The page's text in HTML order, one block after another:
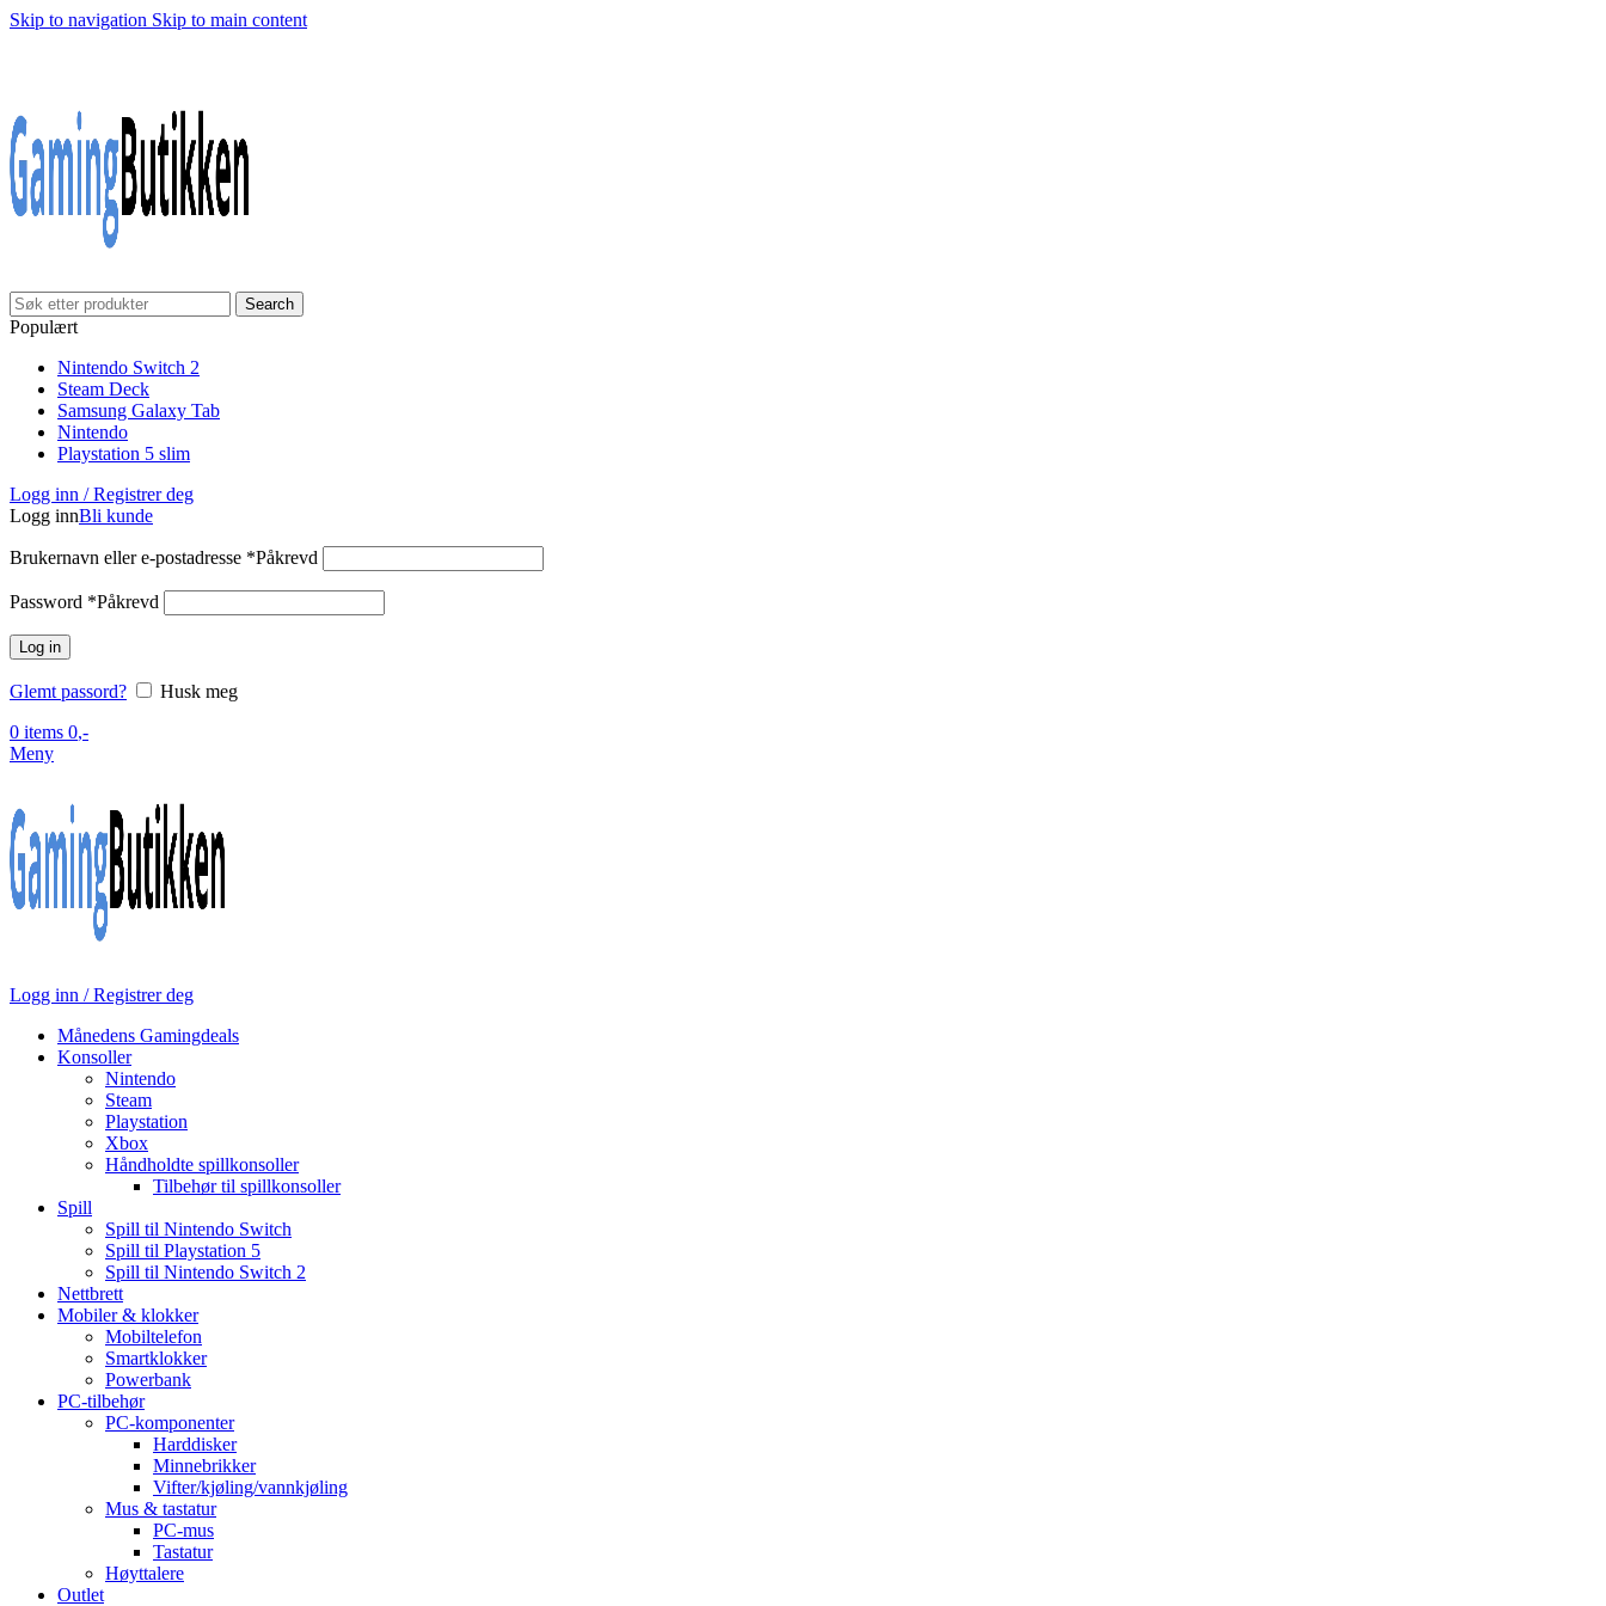
Skip to navigation Skip to main content
Search
Populært
Nintendo Switch 2
Steam Deck
Samsung Galaxy Tab
Nintendo
Playstation 5 slim
Logg inn / Registrer deg
Logg innBli kunde
Brukernavn eller e-postadresse *Påkrevd
Password *Påkrevd
Log in
Glemt passord?
Husk meg
0 items 0,-
Meny
Logg inn / Registrer deg
Månedens Gamingdeals
Konsoller
Nintendo
Steam
Playstation
Xbox
Håndholdte spillkonsoller
Tilbehør til spillkonsoller
Spill
Spill til Nintendo Switch
Spill til Playstation 5
Spill til Nintendo Switch 2
Nettbrett
Mobiler & klokker
Mobiltelefon
Smartklokker
Powerbank
PC-tilbehør
PC-komponenter
Harddisker
Minnebrikker
Vifter/kjøling/vannkjøling
Mus & tastatur
PC-mus
Tastatur
Høyttalere
Outlet